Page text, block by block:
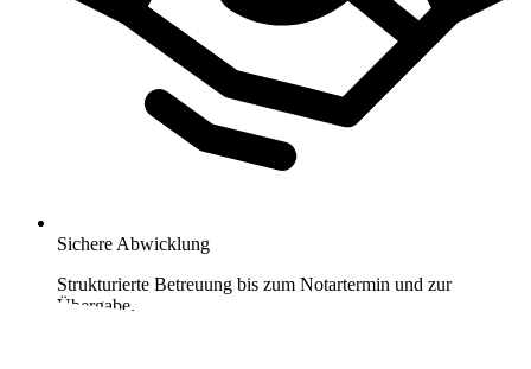
Sichere Abwicklung
Strukturierte Betreuung bis zum Notartermin und zur
Übergabe.